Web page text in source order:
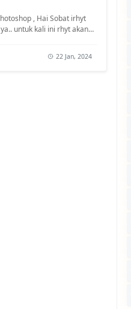
, Hai Sobat irhyt
untuk kali ini rhyt akan
22 Jan, 2024